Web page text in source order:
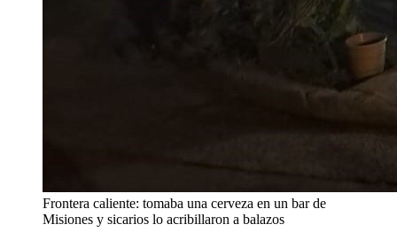
Frontera caliente: tomaba una cerveza en un bar de
Misiones y sicarios lo acribillaron a balazos